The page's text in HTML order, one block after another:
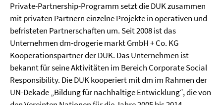
Private-Partnership-Programm setzt die DUK zusammen
mit privaten Partnern einzelne Projekte in operativen und
befristeten Partnerschaften um. Seit 2008 ist das
Unternehmen dm-drogerie markt GmbH + Co. KG
Kooperationspartner der DUK. Das Unternehmen ist
bekannt für seine Aktivitäten im Bereich Corporate Social
Responsibility. Die DUK kooperiert mit dm im Rahmen der
UN-Dekade „Bildung für nachhaltige Entwicklung“, die von